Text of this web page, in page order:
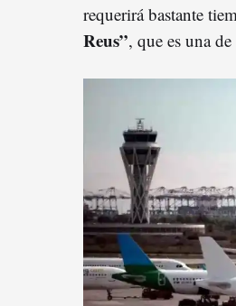
requerirá bastante
Reus”, que es una